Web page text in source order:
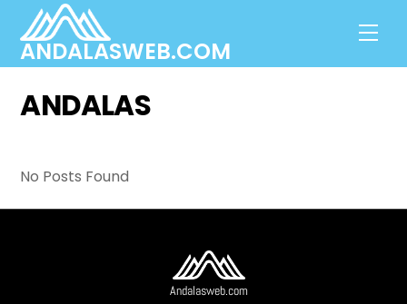
content
ANDALASWEB.COM
ANDALAS
No Posts Found
Andalasweb.com